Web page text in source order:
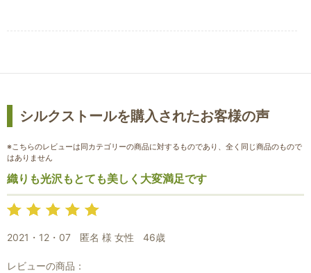
お買い物を続ける カートへ進む
シルクストールを購入されたお客様の声
※こちらのレビューは同カテゴリーの商品に対するものであり、全く同じ商品のもので
はありません
織りも光沢もとても美しく大変満足です
2021・12・07 匿名 様 女性 46歳
レビューの商品：